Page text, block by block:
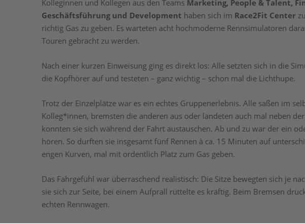
Kolleginnen und Kollegen aus den Teams Marketing, People & Talent,
Geschäftsführung und Development haben sich im Race2Fit Center
richtig Gas zu geben. Es warteten acht hochmoderne Rennsimulatoren
Touren gebracht zu werden.
Nach einer kurzen Einweisung ging es direkt los: Alle setzten sich in die
die Kopfhörer auf und testeten – ganz wichtig – schon mal die Lichthupe.
Trotz der Einzelplätze war es ein echtes Gruppenerlebnis. Alle saßen im
Kolleg*innen, bremsten die anderen aus oder landeten auch mal neben
konnten sie sich während der Fahrt austauschen. Ab und zu war der ein
hören. So durften sie insgesamt fünf Rennen à ca. 15 Minuten auf
engen Kurven, mal mit ordentlich Platz zum Gas geben.
Das Fahrgefühl war überraschend realistisch: Die Sitze bewegten sich je
sie sich zur Seite, bei einem Aufprall rüttelte es kräftig. Beim Bremsen
echten Rennwagen.